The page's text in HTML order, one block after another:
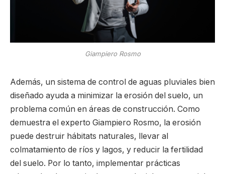
Giampiero Rosmo
Además, un sistema de control de aguas pluviales bien
diseñado ayuda a minimizar la erosión del suelo, un
problema común en áreas de construcción. Como
demuestra el experto Giampiero Rosmo, la erosión
puede destruir hábitats naturales, llevar al
colmatamiento de ríos y lagos, y reducir la fertilidad
del suelo. Por lo tanto, implementar prácticas